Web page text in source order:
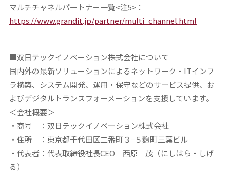
マルチチャネルパートナー一覧<注5>：
https://www.grandit.jp/partner/multi_channel.html
■双日テックイノベーション株式会社について
国内外の最新ソリューションによるネットワーク・ITインフ
ラ構築、システム開発、運用・保守などのサービス提供、お
よびデジタルトランスフォーメーションを支援しています。
＜会社概要＞
・商号 ：双日テックイノベーション株式会社
・住所 ：東京都千代田区二番町３−５麹町三葉ビル
・代表者：代表取締役社長CEO 西原 茂（にしはら・しげ
る）